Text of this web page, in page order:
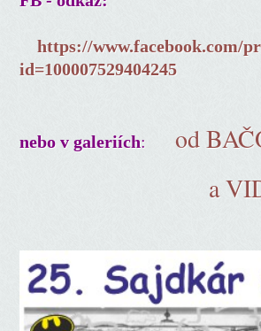
https://www.facebook.com/
id=100007529404245
nebo v galeriích:od
a